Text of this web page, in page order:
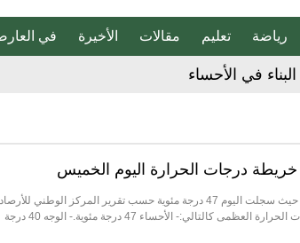
رياضة تعليم مقالات الأخيرة في
للهلال الأحمر السعودي
بحق صيدلي للإساءة لمواطن
أسبوعيا؟
درجات الحرارة اليوم الخميس
تواصل الأحساء تصدرها مدن الأعلى في درجات الحرارة، حيث سجلت اليوم 47 درجة مئوية حسب تقرير المركز الوطني للأرصاد
عن درجات الحرارة العظمى اليوم الخميس.وجاءت درجات الحرارة العظمى كالتالي:- الأحساء 47 درجة مئوية.- الوجه 40 درجة